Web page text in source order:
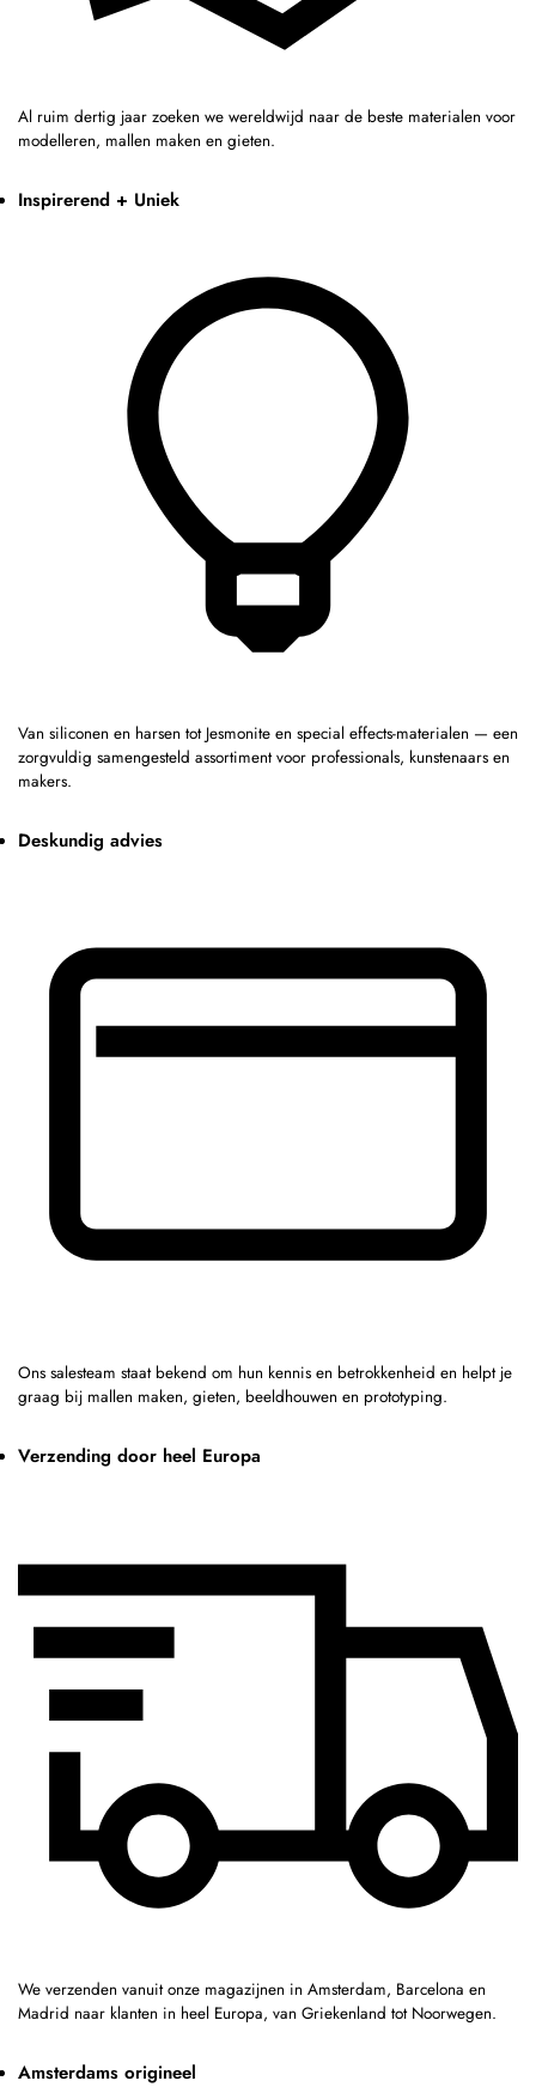
Al ruim dertig jaar zoeken we wereldwijd naar de beste materialen voor
modelleren, mallen maken en gieten.
Inspirerend + Uniek
Van siliconen en harsen tot Jesmonite en special effects-materialen — een
zorgvuldig samengesteld assortiment voor professionals, kunstenaars en
makers.
Deskundig advies
Ons salesteam staat bekend om hun kennis en betrokkenheid en helpt je
graag bij mallen maken, gieten, beeldhouwen en prototyping.
Verzending door heel Europa
We verzenden vanuit onze magazijnen in Amsterdam, Barcelona en
Madrid naar klanten in heel Europa, van Griekenland tot Noorwegen.
Amsterdams origineel